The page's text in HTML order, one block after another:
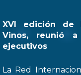
XVI edición de
Vinos, reunió
ejecutivos
La Red